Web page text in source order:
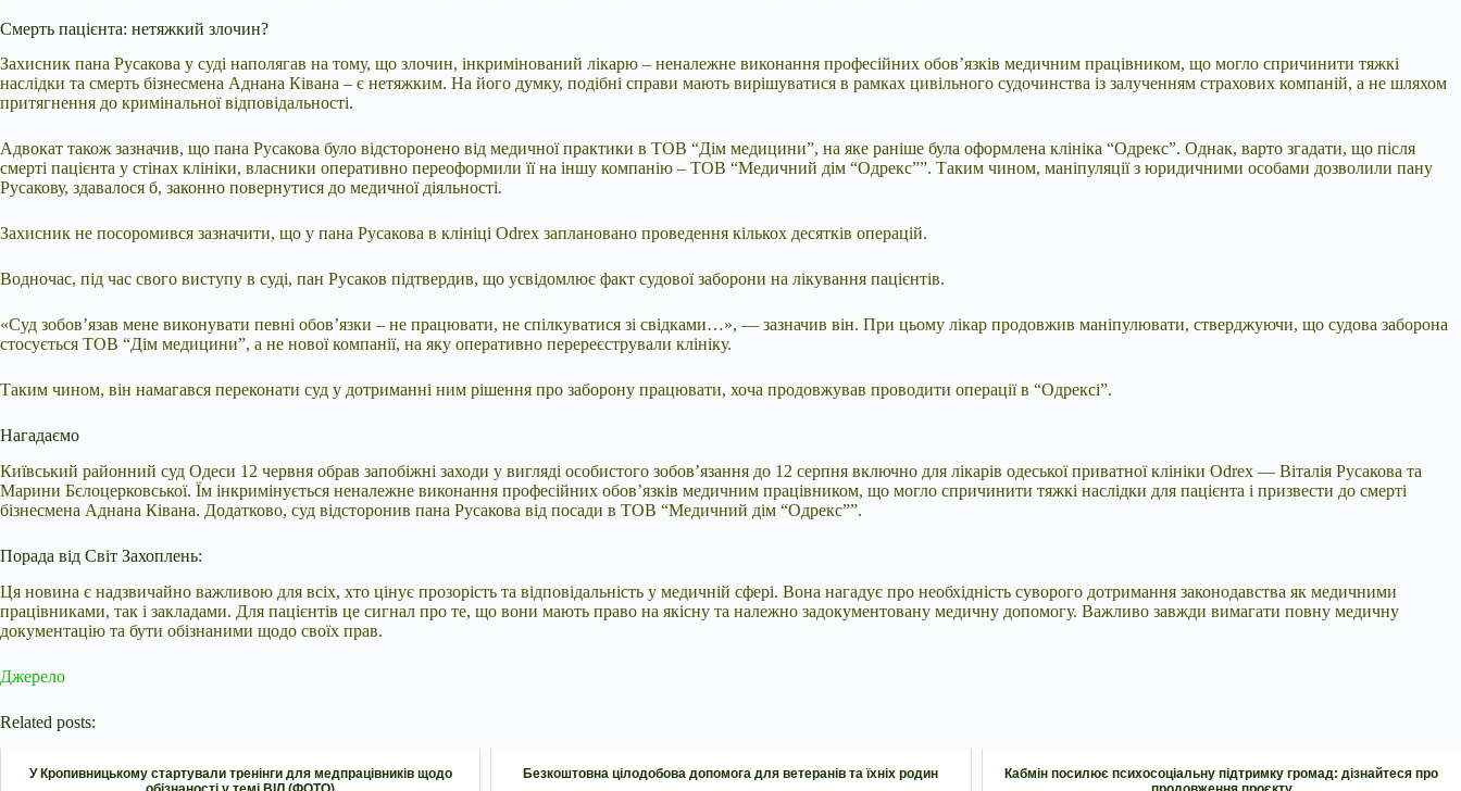
Смерть пацієнта: нетяжкий злочин?
Захисник пана Русакова у суді наполягав на тому, що злочин, інкримінований лікарю – неналежне виконання професійних обов’язків медичним працівником, що могло спричинити тяжкі
наслідки та смерть бізнесмена Аднана Ківана – є нетяжким. На його думку, подібні справи мають вирішуватися в рамках цивільного судочинства із залученням страхових компаній, а не шляхом
притягнення до кримінальної відповідальності.
Адвокат також зазначив, що пана Русакова було відсторонено від медичної практики в ТОВ “Дім медицини”, на яке раніше була оформлена клініка “Одрекс”. Однак, варто згадати, що після
смерті пацієнта у стінах клініки, власники оперативно переоформили її на іншу компанію – ТОВ “Медичний дім “Одрекс””. Таким чином, маніпуляції з юридичними особами дозволили пану
Русакову, здавалося б, законно повернутися до медичної діяльності.
Захисник не посоромився зазначити, що у пана Русакова в клініці Odrex заплановано проведення кількох десятків операцій.
Водночас, під час свого виступу в суді, пан Русаков підтвердив, що усвідомлює факт судової заборони на лікування пацієнтів.
«Суд зобов’язав мене виконувати певні обов’язки – не працювати, не спілкуватися зі свідками…», — зазначив він. При цьому лікар продовжив маніпулювати, стверджуючи, що судова заборона
стосується ТОВ “Дім медицини”, а не нової компанії, на яку оперативно перереєстрували клініку.
Таким чином, він намагався переконати суд у дотриманні ним рішення про заборону працювати, хоча продовжував проводити операції в “Одрексі”.
Нагадаємо
Київський районний суд Одеси 12 червня обрав запобіжні заходи у вигляді особистого зобов’язання до 12 серпня включно для лікарів одеської приватної клініки Odrex — Віталія Русакова та
Марини Бєлоцерковської. Їм інкримінується неналежне виконання професійних обов’язків медичним працівником, що могло спричинити тяжкі наслідки для пацієнта і призвести до смерті
бізнесмена Аднана Ківана. Додатково, суд відсторонив пана Русакова від посади в ТОВ “Медичний дім “Одрекс””.
Порада від Світ Захоплень:
Ця новина є надзвичайно важливою для всіх, хто цінує прозорість та відповідальність у медичній сфері. Вона нагадує про необхідність суворого дотримання законодавства як медичними
працівниками, так і закладами. Для пацієнтів це сигнал про те, що вони мають право на якісну та належно задокументовану медичну допомогу. Важливо завжди вимагати повну медичну
документацію та бути обізнаними щодо своїх прав.
Джерело
Related posts:
У Кропивницькому стартували тренінги для медпрацівників щодо
Безкоштовна цілодобова допомога для ветеранів та їхніх родин
Кабмін посилює психосоціальну підтримку громад: дізнайтеся про